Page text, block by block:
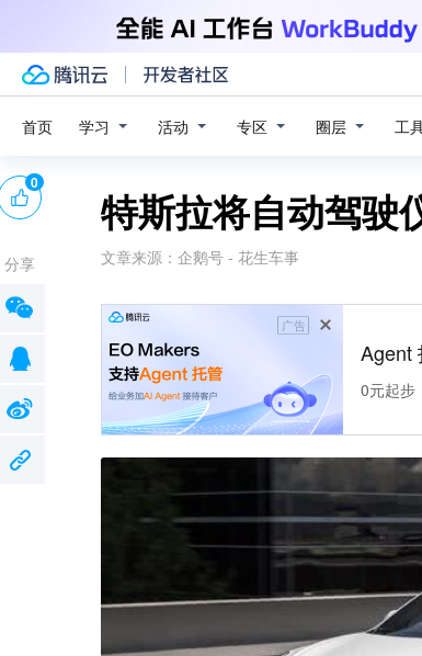
首页 学习 活动 专区 圈层 工
特斯拉将自动驾驶
文章来源： 企鹅号 - 花生车事
广告
Agent
0元起步
0
分享